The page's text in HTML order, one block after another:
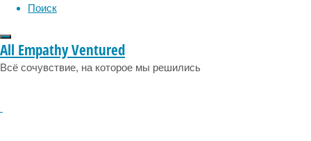
Поиск
All Empathy Ventured
Всё сочувствие, на которое мы решились
Nature
Neuroscience.